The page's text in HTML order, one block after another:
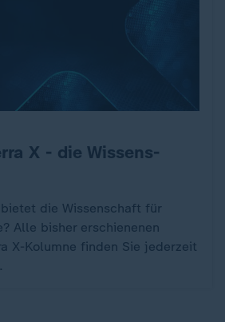
X - die Wissens-
die Wissenschaft für
Alle bisher erschienenen
X-Kolumne finden Sie jederzeit